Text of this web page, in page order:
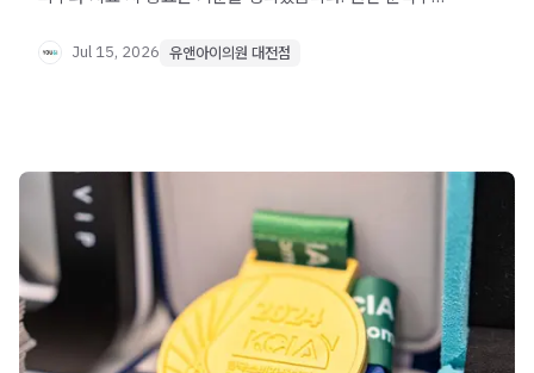
Jul 15, 2026 유앤아이의원 대전점